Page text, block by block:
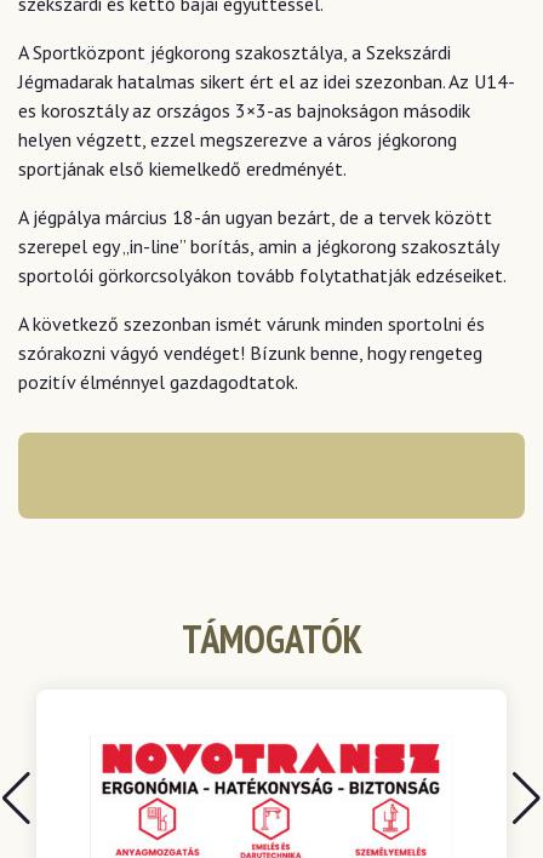
A Sportközpont jégkorong szakosztálya, a Szekszárdi
Jégmadarak hatalmas sikert ért el az idei szezonban. Az U14-
es korosztály az országos 3×3-as bajnokságon második
helyen végzett, ezzel megszerezve a város jégkorong
sportjának első kiemelkedő eredményét.
A jégpálya március 18-án ugyan bezárt, de a tervek között
szerepel egy „in-line” borítás, amin a jégkorong szakosztály
sportolói görkorcsolyákon tovább folytathatják edzéseiket.
A következő szezonban ismét várunk minden sportolni és
szórakozni vágyó vendéget! Bízunk benne, hogy rengeteg
pozitív élménnyel gazdagodtatok.
TÁMOGATÓK